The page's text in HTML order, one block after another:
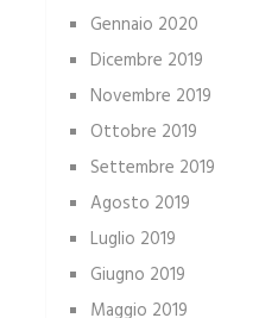
Gennaio 2020
Dicembre 2019
Novembre 2019
Ottobre 2019
Settembre 2019
Agosto 2019
Luglio 2019
Giugno 2019
Maggio 2019